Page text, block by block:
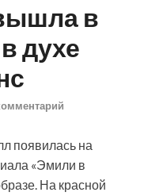
в
духе
появилась на
«Эмили в
На красной